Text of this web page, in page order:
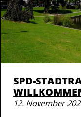
SPD-
12. November